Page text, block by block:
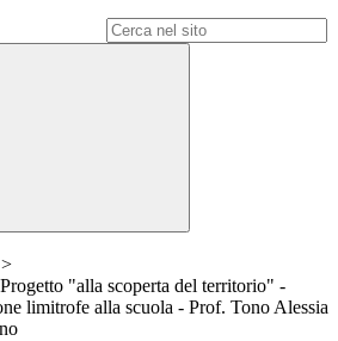
>
"alla scoperta del territorio" -
limitrofe alla scuola - Prof. Tono Alessia